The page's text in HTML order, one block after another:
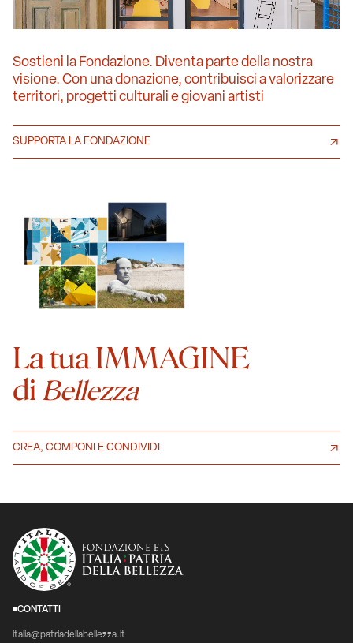
Sostieni la Fondazione. Diventa parte della nostra
visione. Con una donazione, contribuisci a valorizzare
territori, progetti culturali e giovani artisti
SUPPORTA LA FONDAZIONE
La tua IMMAGINE
di Bellezza
CREA, COMPONI E CONDIVIDI
CONTATTI
italia@patriadellabellezza.it